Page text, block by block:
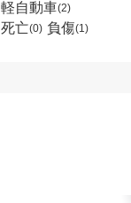
軽自動車(2)
死亡(0) 負傷(1)